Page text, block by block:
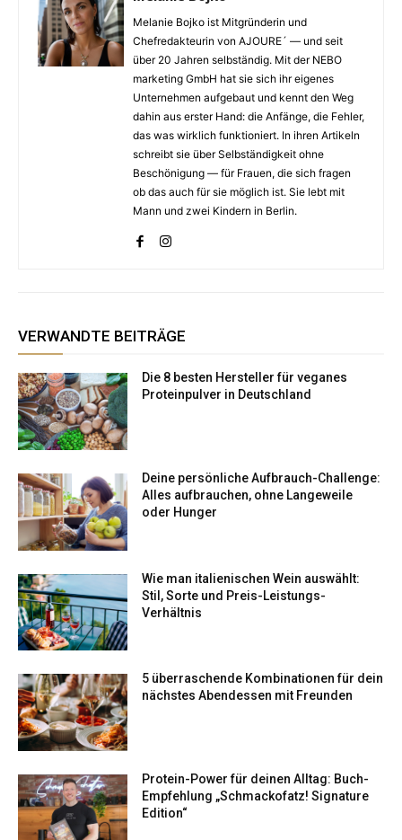
Melanie Bojko ist Mitgründerin und
Chefredakteurin von AJOURE´ — und seit
über 20 Jahren selbständig. Mit der NEBO
marketing GmbH hat sie sich ihr eigenes
Unternehmen aufgebaut und kennt den Weg
dahin aus erster Hand: die Anfänge, die Fehler,
das was wirklich funktioniert. In ihren Artikeln
schreibt sie über Selbständigkeit ohne
Beschönigung — für Frauen, die sich fragen
ob das auch für sie möglich ist. Sie lebt mit
Mann und zwei Kindern in Berlin.
VERWANDTE BEITRÄGE
Die 8 besten Hersteller für veganes
Proteinpulver in Deutschland
Deine persönliche Aufbrauch-Challenge:
Alles aufbrauchen, ohne Langeweile
oder Hunger
Wie man italienischen Wein auswählt:
Stil, Sorte und Preis-Leistungs-
Verhältnis
5 überraschende Kombinationen für dein
nächstes Abendessen mit Freunden
Protein-Power für deinen Alltag: Buch-
Empfehlung „Schmackofatz! Signature
Edition“